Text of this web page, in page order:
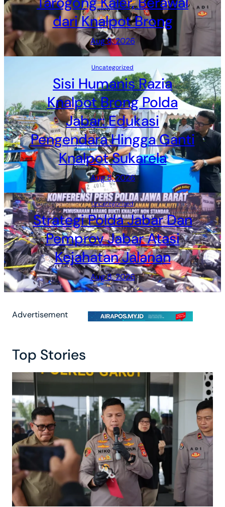
dari Knalpot Brong
Aug 8, 2026
Uncategorized
Sisi Humanis Razia
Knalpot Brong Polda
Jabar: Edukasi
Pengendara Hingga Ganti
Knalpot Sukarela
Aug 8, 2026
Uncategorized
Strategi Polda Jabar Dan
Pemprov Jabar Atasi
Kejahatan Jalanan
Aug 8, 2026
Advertisement
Top Stories